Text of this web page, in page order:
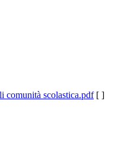
comunità scolastica.pdf [ ]